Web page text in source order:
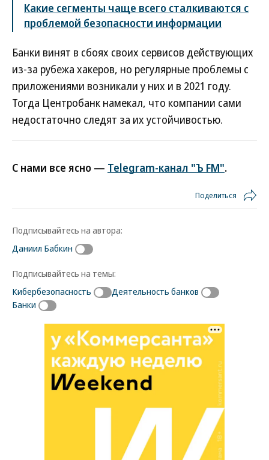
Какие сегменты чаще всего сталкиваются с
проблемой безопасности информации
Банки винят в сбоях своих сервисов действующих
из-за рубежа хакеров, но регулярные проблемы с
приложениями возникали у них и в 2021 году.
Тогда Центробанк намекал, что компании сами
недостаточно следят за их устойчивостью.
С нами все ясно — Telegram-канал "Ъ FM".
Поделиться
Подписывайтесь на автора:
Даниил Бабкин
Подписывайтесь на темы:
Кибербезопасность
Деятельность банков
Банки